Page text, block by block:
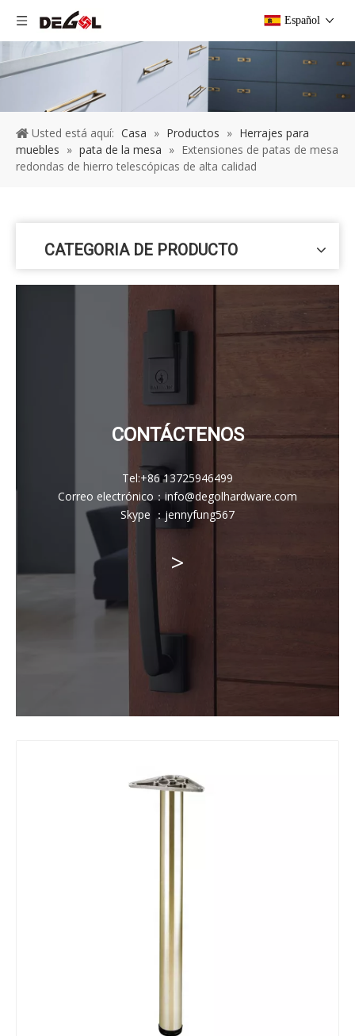
Español
Usted está aquí: Casa » Productos » Herrajes para
muebles » pata de la mesa » Extensiones de patas de mesa
redondas de hierro telescópicas de alta calidad
CATEGORIA DE PRODUCTO
CONTÁCTENOS
Tel:+86 13725946499
Correo electrónico ： info@degolhardware.com
Skype ： jennyfung567
>